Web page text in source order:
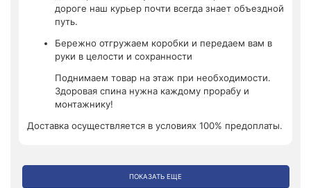
дороге наш курьер почти всегда знает объездной
путь.
Бережно отгружаем коробки и передаем вам в
руки в целости и сохранности
Поднимаем товар на этаж при необходимости.
Здоровая спина нужна каждому прорабу и
монтажнику!
Доставка осуществляется в условиях 100% предоплаты.
ПОКАЗАТЬ ЕЩЕ